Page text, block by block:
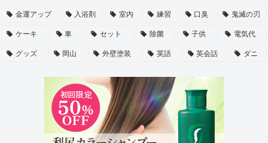
金運アップ 入浴剤 室内 練習 口臭 鬼滅の刃
ケーキ 車 セット 除菌 子供 電気代
グッズ 岡山 外壁塗装 英語 英会話 ダニ